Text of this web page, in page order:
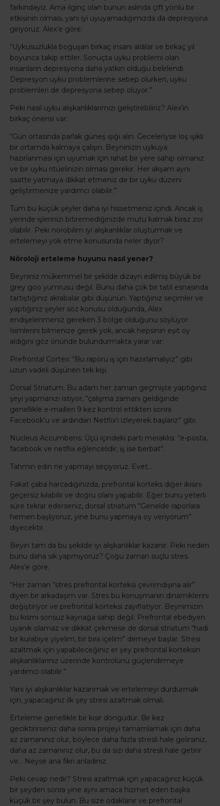
farkındayız. Ama ilginç olan bunun aslında çift yönlü bir
etkisinin olması, yani iyi uyuyamadığımızda da depresyona
giriyoruz. Alex’e göre:
“Uykusuzlukla boğuşan birkaç insanı aldılar ve birkaç yıl
boyunca takip ettiler. Sonuçta uyku problemi olan
insanların depresyona daha yatkın olduğu belirlendi.
Depresyon uyku problemlerine sebep olurken, uyku
problemleri de depresyona sebep oluyor.”
Peki nasıl uyku alışkanlıklarımızı geliştirebiliriz? Alex’in
birkaç önerisi var:
“Gün ortasında parlak güneş ışığı alın. Geceleriyse loş ışıklı
bir ortamda kalmaya çalışın. Beyninizin uykuya
hazırlanması için uyumak için rahat bir yere sahip olmanız
ve bir uyku ritüelinizin olması gerekir. Her akşam aynı
saatte yatmaya dikkat etmeniz de bir uyku düzeni
geliştirmenize yardımcı olabilir.”
Tüm bu küçük şeyler daha iyi hissetmeniz içindi. Ancak iş
yerinde işlerinizi bitiremediğinizde mutu kalmak biraz zor
olabilir. Peki nörobilim iyi alışkanlıklar oluşturmak ve
ertelemeyi yok etme konusunda neler diyor?
Nöroloji erteleme huyunu nasıl yener?
Beyniniz mükemmel bir şekilde dizayn edilmiş büyük bir
grey goo yumrusu değil. Bunu daha çok bir tatil esnasında
tartıştığınız akrabalar gibi düşünün. Yaptığınız seçimler ve
yaptığınız şeyler söz konusu olduğunda, Alex
endişelenmeniz gereken 3 bölge olduğunu söylüyor.
İsimlerini bilmenize gerek yok, ancak hepsinin eşit oy
aldığını göz önünde bulundurmakta yarar var:
Prefrontal Cortex: “Bu raporu iş için hazırlamalıyız” gibi
uzun vadeli düşünen tek kişi.
Dorsal Striatum: Bu adam her zaman geçmişte yaptığınız
şeyi yapmanızı istiyor, “çalışma zamanı geldiğinde
genellikle e-mailleri 9 kez kontrol ettikten sonra
Facebook’u ve ardından Netflix’i izleyerek başlarız” gibi.
Nucleus Accumbens: Üçü içindeki parti meraklısı. “e-posta,
facebook ve netflix eğlencelidir, iş ise berbat”.
Tahmin edin ne yapmayı seçiyoruz. Evet…
Fakat çaba harcadığınızda, prefrontal korteks diğer ikisini
geçersiz kılabilir ve doğru olanı yapabilir. Eğer bunu yeterli
süre tekrar ederseniz, dorsal striatum “Genelde raporlara
hemen başlıyoruz, yine bunu yapmaya oy veriyorum”
diyecektir.
Beyin tam da bu şekilde iyi alışkanlıklar kazanır. Peki neden
bunu daha sık yapmıyoruz? Çoğu zaman suçlu stres.
Alex’e göre:
“Her zaman “stres prefrontal korteksi çevrimdışına alır”
diyen bir arkadaşım var. Stres bu konuşmanın dinamiklerini
değiştiriyor ve prefrontal korteksi zayıflatıyor. Beynimizin
bu kısmı sonsuz kaynağa sahip değil. Prefrontal ebediyen
uyanık olamaz ve dikkat çekmese de dorsal striatum “hadi
bir kurabiye yiyelim, bir bira içelim” demeye başlar. Stresi
azaltmak için yapabileceğiniz er şey prefrontal korteksin
alışkanlıklarınız üzerinde kontrolünü güçlendirmeye
yardımcı olabilir.”
Yani iyi alışkanlıklar kazanmak ve ertelemeyi durdurmak
için, yapacağınız ilk şey stresi azaltmak olmalı.
Erteleme genellikle bir kısır döngüdür. Bir kez
geciktirirseniz daha sonra projeyi tamamlamak için daha
az zamanınız olur, böylece daha fazla stresli hale gelirsiniz,
daha az zamanınız olur, bu da sizi daha stresli hale getirir
ve… Neyse ana fikri anladınız.
Peki cevap nedir? Stresi azaltmak için yapacağınız küçük
bir şeyden sonra yine aynı amaca hizmet eden başka
küçük bir şey bulun. Bu size odaklanır ve prefrontal